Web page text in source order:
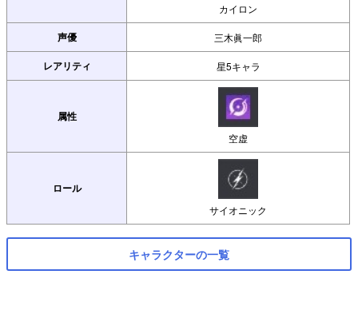
カイロン
声優 三木眞一郎
レアリティ 星5キャラ
属性
空虚
ロール
サイオニック
キャラクターの一覧